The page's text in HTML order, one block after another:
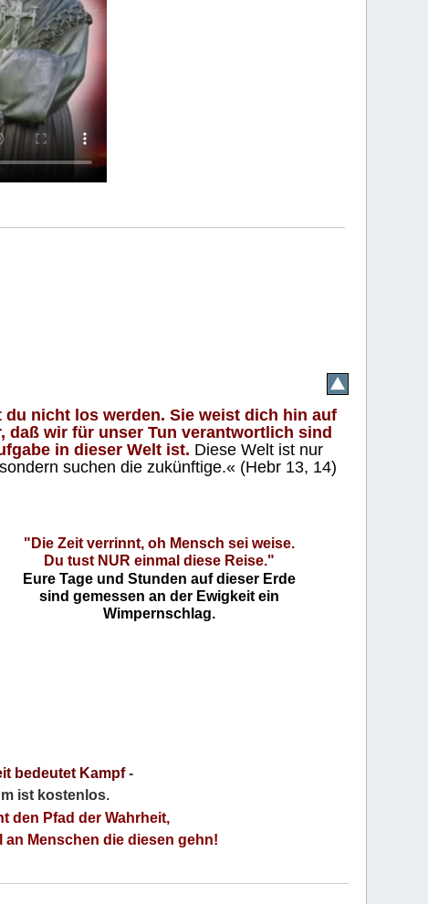
nicht los werden. Sie weist dich hin auf
daß wir für unser Tun verantwortlich sind
in dieser Welt ist. Diese Welt ist nur
suchen die zukünftige.« (Hebr 13, 14)
"Die Zeit verrinnt, oh Mensch sei weise.
Du tust NUR einmal diese Reise."
Eure Tage und Stunden auf dieser Erde
sind gemessen an der Ewigkeit ein
Wimpernschlag.
bedeutet Kampf-
ist kostenlos.
den Pfad der Wahrheit,
an Menschen die diesen gehn!